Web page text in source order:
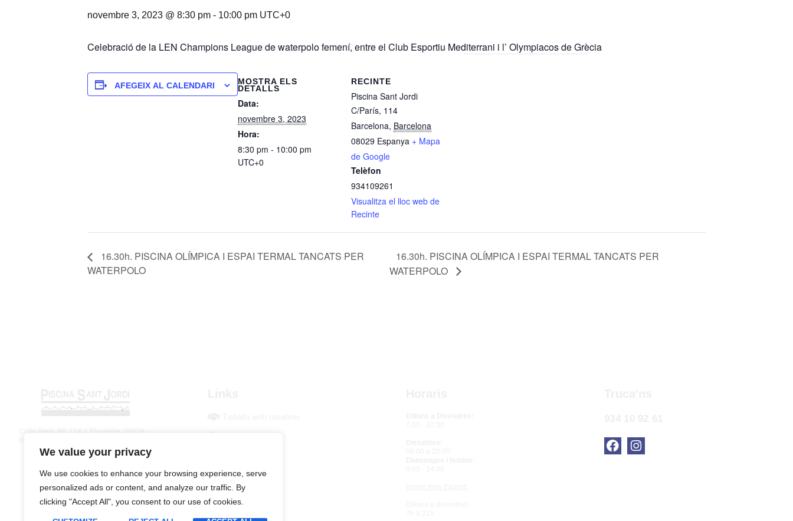
We value your privacy
We use cookies to enhance your browsing experience, serve
personalized ads or content, and analyze our traffic. By
clicking "Accept All", you consent to our use of cookies.
novembre 3, 2023 @ 8:30 pm - 10:00 pm UTC+0
Celebració de la LEN Champions League de waterpolo femení, entre el Club Esportiu Mediterrani i l’ Olympiacos de Grècia
AFEGEIX AL CALENDARI MOSTRA ELS
DETALLS
Data:
novembre 3, 2023
Hora:
8:30 pm - 10:00 pm
UTC+0
RECINTE
Piscina Sant Jordi
C/París, 114
Barcelona, Barcelona
08029 Espanya + Mapa
de Google
Telèfon
934109261
Visualitza el lloc web de
Recinte
16.30h. PISCINA OLÍMPICA I ESPAI TERMAL TANCATS PER
WATERPOLO
16.30h. PISCINA OLÍMPICA I ESPAI TERMAL TANCATS PER
WATERPOLO
C/ de París, 86, 114, L'Eixample, 08029